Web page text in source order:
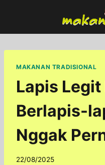
content
MAKANAN TRADISIONAL
Lapis
Berlapis-
Nggak
By
22/08/2025